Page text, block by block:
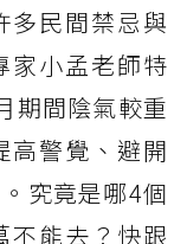
多民間禁忌與
家小孟老師特
期間陰氣較重
高警覺、避開
究竟是哪4個
不能去？快跟